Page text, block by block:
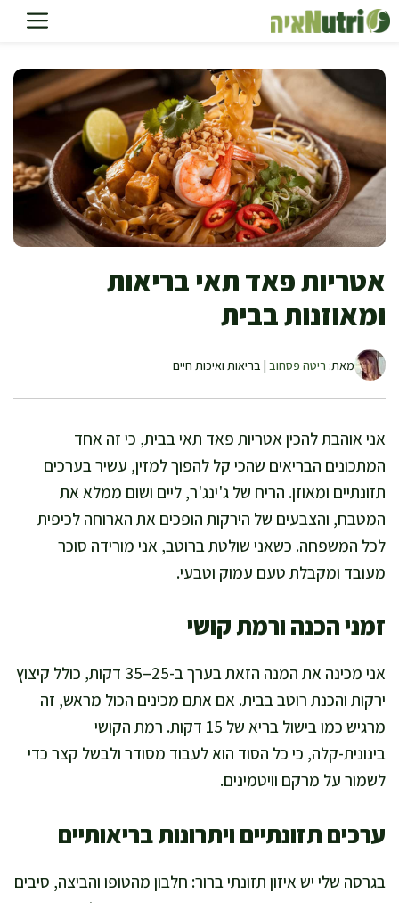
לדלג
לתוכן
אטריות פאד תאי בריאות
ומאוזנות בבית
מאת: ריטה פסחוב | בריאות ואיכות חיים
אני אוהבת להכין אטריות פאד תאי בבית, כי זה אחד
המתכונים הבריאים שהכי קל להפוך למזין, עשיר בערכים
תזונתיים ומאוזן. הריח של ג'ינג'ר, ליים ושום ממלא את
המטבח, והצבעים של הירקות הופכים את הארוחה לכיפית
לכל המשפחה. כשאני שולטת ברוטב, אני מורידה סוכר
מעובד ומקבלת טעם עמוק וטבעי.
זמני הכנה ורמת קושי
אני מכינה את המנה הזאת בערך ב-25–35 דקות, כולל קיצוץ
ירקות והכנת רוטב בבית. אם אתם מכינים הכול מראש, זה
מרגיש כמו בישול בריא של 15 דקות. רמת הקושי
בינונית-קלה, כי כל הסוד הוא לעבוד מסודר ולבשל קצר כדי
לשמור על מרקם וויטמינים.
ערכים תזונתיים ויתרונות בריאותיים
בגרסה שלי יש איזון תזונתי ברור: חלבון מהטופו והביצה, סיבים